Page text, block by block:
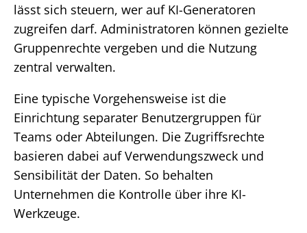
lässt sich steuern, wer auf KI-Generatoren
zugreifen darf. Administratoren können gezielte
Gruppenrechte vergeben und die Nutzung
zentral verwalten.
Eine typische Vorgehensweise ist die
Einrichtung separater Benutzergruppen für
Teams oder Abteilungen. Die Zugriffsrechte
basieren dabei auf Verwendungszweck und
Sensibilität der Daten. So behalten
Unternehmen die Kontrolle über ihre KI-
Werkzeuge.